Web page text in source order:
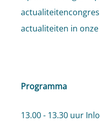
actualiteiten in
Programma
13.00 - 13.30 uur